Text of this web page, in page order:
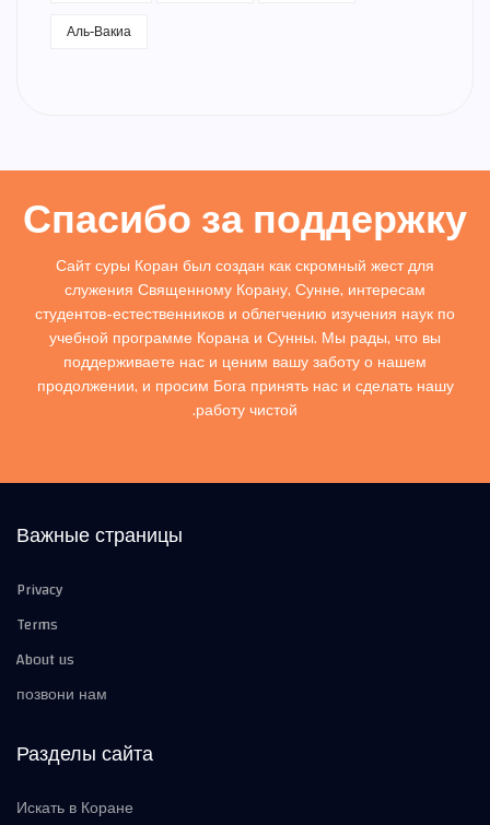
Аль-Вакиа
Спасибо за поддержку
Сайт суры Коран был создан как скромный жест для
служения Священному Корану, Сунне, интересам
студентов-естественников и облегчению изучения наук по
учебной программе Корана и Сунны. Мы рады, что вы
поддерживаете нас и ценим вашу заботу о нашем
продолжении, и просим Бога принять нас и сделать нашу
работу чистой.
Важные страницы
Privacy
Terms
About us
позвони нам
Разделы сайта
Искать в Коране